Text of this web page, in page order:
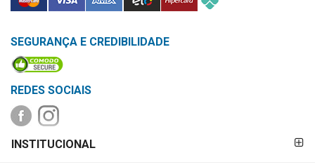
SEGURANÇA E CREDIBILIDADE
REDES SOCIAIS
PAGAMENTO
INSTITUCIONAL